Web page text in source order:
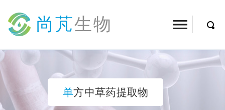
尚芃生物
单方中草药提取物